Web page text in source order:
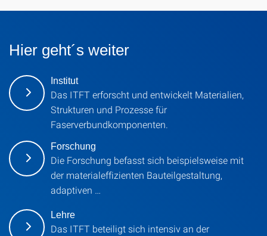
Hier geht´s weiter
Institut
Das ITFT erforscht und entwickelt Materialien,
Strukturen und Prozesse für
Faserverbundkomponenten.
Forschung
Die Forschung befasst sich beispielsweise mit
der materialeffizienten Bauteilgestaltung,
adaptiven …
Lehre
Das ITFT beteiligt sich intensiv an der